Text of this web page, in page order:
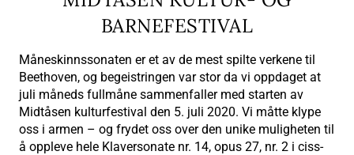
BARNEFESTIVAL
Måneskinnssonaten er et av de mest spilte verkene til
Beethoven, og begeistringen var stor da vi oppdaget at
juli måneds fullmåne sammenfaller med starten av
Midtåsen kulturfestival den 5. juli 2020. Vi måtte klype
oss i armen – og frydet oss over den unike muligheten til
å oppleve hele Klaversonate nr. 14, opus 27, nr. 2 i ciss-